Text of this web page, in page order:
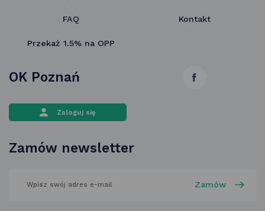
FAQ Kontakt
Przekaż 1.5% na OPP
link
OK Poznań
Zaloguj się
Zamów newsletter